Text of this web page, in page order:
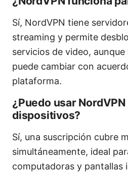
Sí, NordVPN tiene
streaming y permite
servicios de video,
puede cambiar con
plataforma.
¿Puedo usar
dispositivos?
Sí, una suscripción cubre
simultáneamente, ideal
computadoras y pantallas